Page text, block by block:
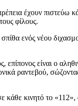
έχουν πιστεύω
φίλους.
ενός νέου
είναι ο
ραντεβού,
κάθε κινητό το